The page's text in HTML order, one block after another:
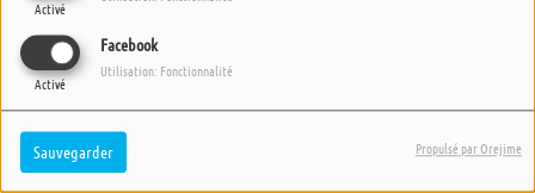
Activé
Facebook
Activé
Utilisation: Fonctionnalité
Sauvegarder Propulsé par Orejime
Du titre original :
. C’est un shojo de genre
action, aventure, comédie, drame, fantasy, romance,